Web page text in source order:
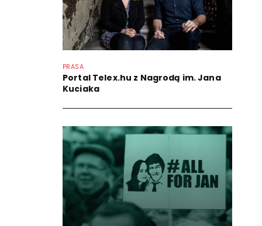
PRASA
Portal Telex.hu z Nagrodą im. Jana
Kuciaka